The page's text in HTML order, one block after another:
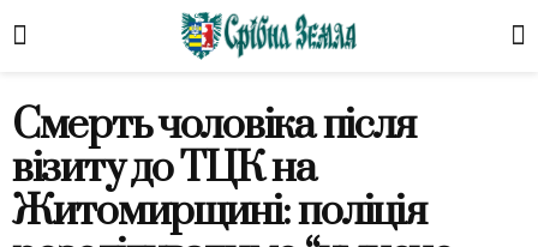
Смерть чоловіка після
візиту до ТЦК на
Житомирщині: поліція